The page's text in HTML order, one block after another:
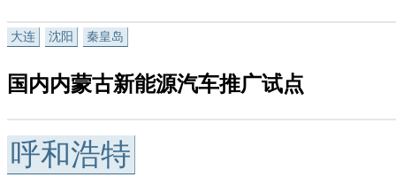
大连 沈阳 秦皇岛
国内内蒙古新能源汽车推广试点
呼和浩特